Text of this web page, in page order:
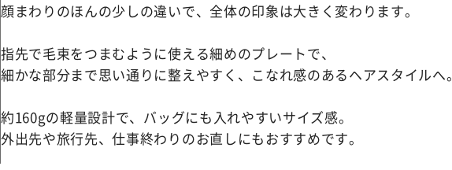
顔まわりのほんの少しの違いで、全体の印象は大きく変わります。
指先で毛束をつまむように使える細めのプレートで、
細かな部分まで思い通りに整えやすく、こなれ感のあるヘアスタイルへ。
約160gの軽量設計で、バッグにも入れやすいサイズ感。
外出先や旅行先、仕事終わりのお直しにもおすすめです。